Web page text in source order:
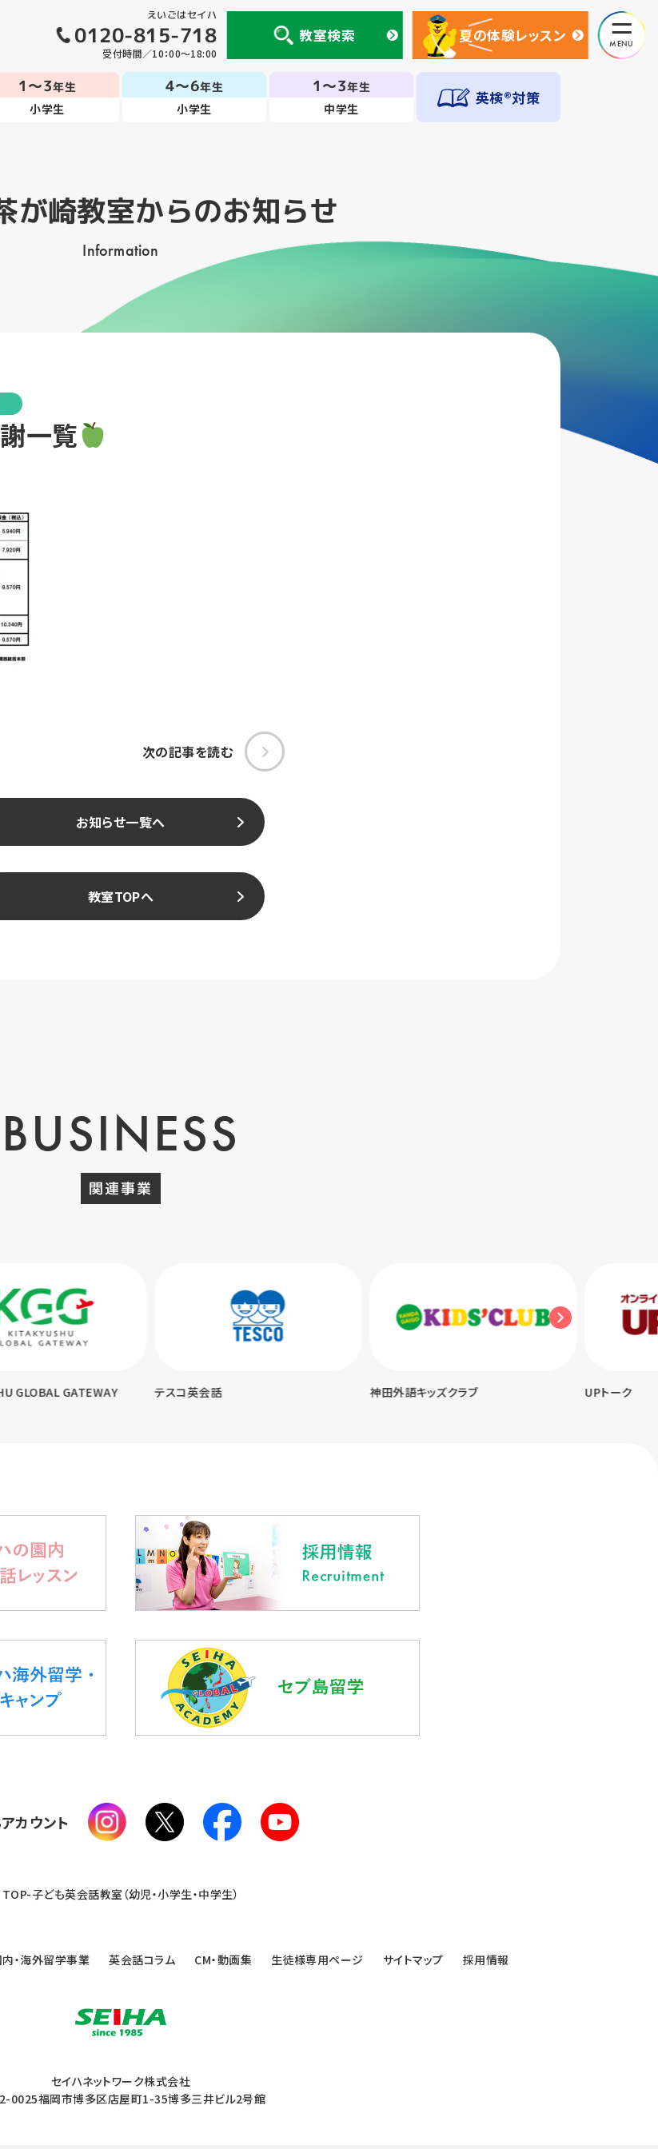
えいごはセイハ
0120-815-718
受付時間／10：00～18:00
教室検索
夏の体験レッスン
夏の体験レッスン
1～3年生
小学生
4～6年生
小学生
1～3年生
中学生
英検®対策
が崎教室からのお知らせ
Information
一覧
次の記事を読む
お知らせ一覧へ
教室TOPへ
BUSINESS
関連事業
GATEWAY テスコ英会話 神田外語キッズクラブ UPトーク
カウント
TOP-子ども英会話教室（幼児・小学生・中学生）
内・海外留学事業 英会話コラム CM・動画集 生徒様専用ページ サイトマップ 採用情報
セイハネットワーク株式会社
0025福岡市博多区店屋町1-35博多三井ビル2号館